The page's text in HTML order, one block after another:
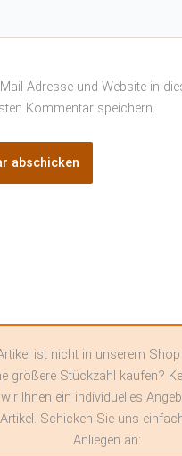
Adresse und Website in
Kommentar speichern.
ist nicht in unserem
größere Stückzahl kaufen?
Ihnen ein individuelles
Schicken Sie uns
Anliegen an: